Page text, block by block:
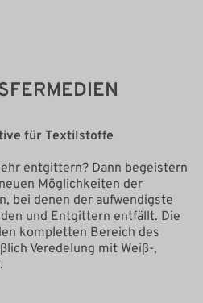
für Textilstoffe
entgittern? Dann begeistern
Möglichkeiten der
bei denen der aufwendigste
und Entgittern entfällt. Die
kompletten Bereich des
Veredelung mit Weiß-,